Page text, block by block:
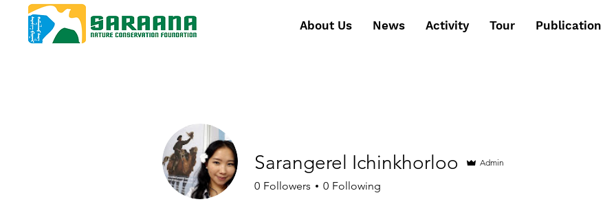
About Us News Activity Tour Publication
Sarangerel Ichinkhorloo Admin
0 Followers 0 Following